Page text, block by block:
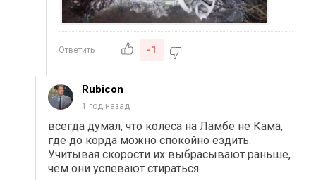
Ответить -1
Rubicon
1 год назад
всегда думал, что колеса на Ламбе не Кама,
где до корда можно спокойно ездить.
Учитывая скорости их выбрасывают раньше,
чем они успевают стираться.